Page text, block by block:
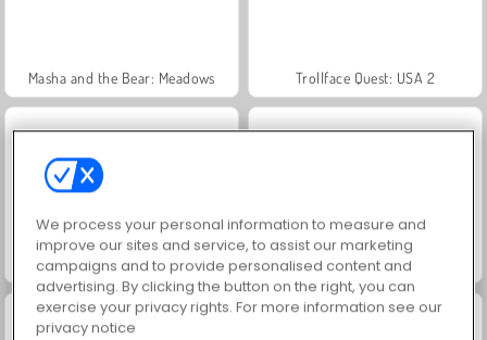
Masha and the Bear: Meadows Trollface Quest: USA 2
Jewel Garden Story Royal Story
We process your personal information to measure and
improve our sites and service, to assist our marketing
campaigns and to provide personalised content and
advertising. By clicking the button on the right, you can
exercise your privacy rights. For more information see our
privacy notice